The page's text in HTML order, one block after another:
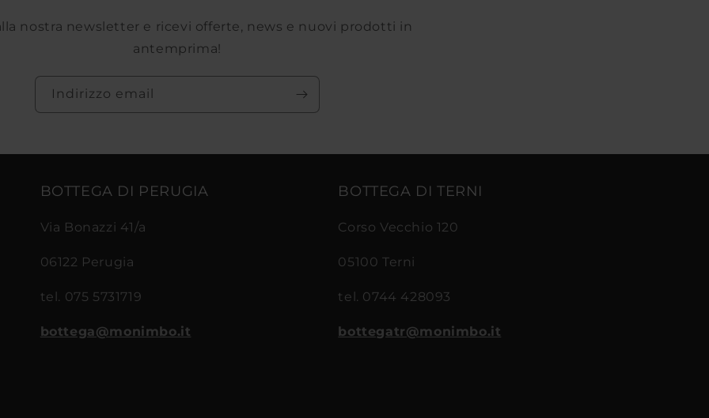
nostra newsletter e ricevi offerte, news e nuovi prodotti in
antemprima!
Indirizzo email
BOTTEGA DI PERUGIA
Via Bonazzi 41/a
06122 Perugia
tel. 075 5731719
bottega@monimbo.it
BOTTEGA DI TERNI
Corso Vecchio 120
05100 Terni
tel. 0744 428093
bottegatr@monimbo.it